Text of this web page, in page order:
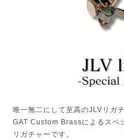
唯一無二にして至高のJLVリガ
GAT Custom Brassによるスペ
リガチャーです。